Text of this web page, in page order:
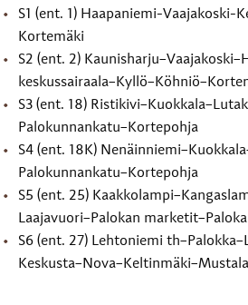
S1 (ent. 1) Haapaniemi-Vaajakoski-
Kortemäki
S2 (ent. 2)
S3 (ent. 18)
Palokunnankatu–Kortepohja
S4 (ent. 18K)
Palokunnankatu–Kortepohja
S5 (ent. 25)
Laajavuori–Palokan
S6 (ent. 27) Lehtoniemi